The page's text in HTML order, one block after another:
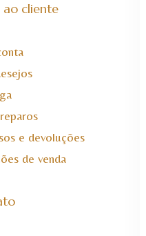
cliente
e devoluções
de venda